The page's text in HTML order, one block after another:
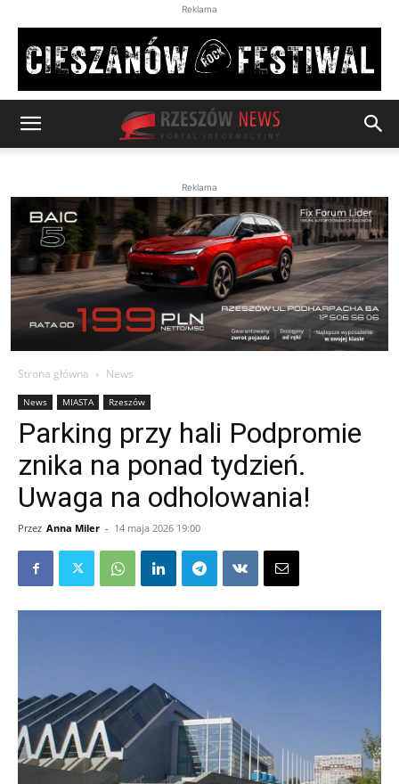
Reklama
Reklama
Strona główna News
News MIASTA Rzeszów
Parking przy hali Podpromie
znika na ponad tydzień.
Uwaga na odholowania!
Przez Anna Miler - 14 maja 2026 19:00